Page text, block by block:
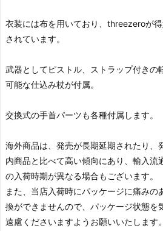
衣装には布を用いており、threezeroが
されています。
武器としてピストル、ストラップ付きの
可能な仕込み杖が付属。
交換式の手首パーツも各種付属します。
海外商品は、発売が長期延期されたり、
内商品と比べて高い傾向にあり、輸入流
の入荷時期が異なる場合もございます。
また、当店入荷時にパッケージに痛みの
換ができませんので、パッケージ状態を
遠慮くださいますようお願いいたします。